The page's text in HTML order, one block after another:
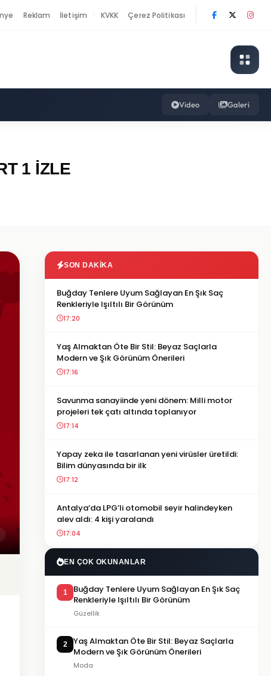
Reklam İletişim KVKK Çerez Politikası
Video Galeri
1 İZLE
SON DAKIKA
Buğday Tenlere Uyum Sağlayan En Şık Saç
Renkleriyle Işıltılı Bir Görünüm
17:20
Yaş Almaktan Öte Bir Stil: Beyaz Saçlarla
Modern ve Şık Görünüm Önerileri
17:16
Savunma sanayiinde yeni dönem: Milli motor
projeleri tek çatı altında toplanıyor
17:14
Yapay zeka ile tasarlanan yeni virüsler üretildi:
Bilim dünyasında bir ilk
17:12
Antalya’da LPG’li otomobil seyir halindeyken
alev aldı: 4 kişi yaralandı
17:04
EN ÇOK OKUNANLAR
1
Buğday Tenlere Uyum Sağlayan En Şık Saç
Renkleriyle Işıltılı Bir Görünüm
Güzellik
2
Yaş Almaktan Öte Bir Stil: Beyaz Saçlarla
Modern ve Şık Görünüm Önerileri
Moda